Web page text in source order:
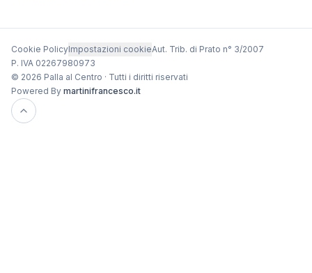
Cookie PolicyImpostazioni cookieAut. Trib. di Prato n° 3/2007
P. IVA 02267980973
© 2026 Palla al Centro · Tutti i diritti riservati
Powered By martinifrancesco.it